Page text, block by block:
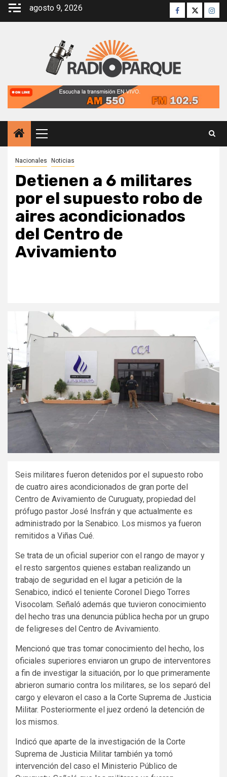
Saltar
agosto 9, 2026 Facebook
Twitter
Menú
principal
Nacionales Noticias
Detienen a 6 militares
por el supuesto robo de
aires acondicionados
del Centro de
Avivamiento
Seis militares fueron detenidos por el supuesto robo
de cuatro aires acondicionados de gran porte del
Centro de Avivamiento de Curuguaty, propiedad del
prófugo pastor José Insfrán y que actualmente es
administrado por la Senabico. Los mismos ya fueron
remitidos a Viñas Cué.
Se trata de un oficial superior con el rango de mayor y
el resto sargentos quienes estaban realizando un
trabajo de seguridad en el lugar a petición de la
Senabico, indicó el teniente Coronel Diego Torres
Visocolam. Señaló además que tuvieron conocimiento
del hecho tras una denuncia pública hecha por un grupo
de feligreses del Centro de Avivamiento.
Mencionó que tras tomar conocimiento del hecho, los
oficiales superiores enviaron un grupo de interventores
a fin de investigar la situación, por lo que primeramente
abrieron sumario contra los militares, se los separó del
cargo y elevaron el caso a la Corte Suprema de Justicia
Militar. Posteriormente el juez ordenó la detención de
los mismos.
Indicó que aparte de la investigación de la Corte
Suprema de Justicia Militar también ya tomó
intervención del caso el Ministerio Público de